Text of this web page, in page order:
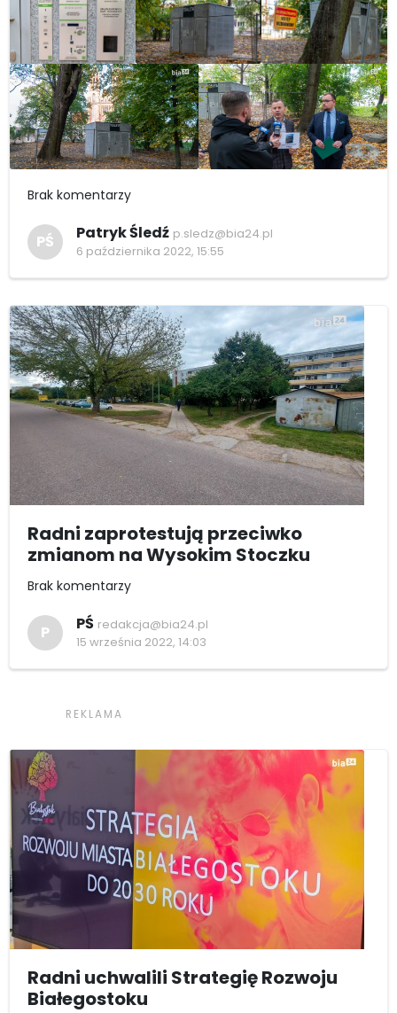
Brak komentarzy
PŚ Patryk Śledź p.sledz@bia24.pl
6 października 2022, 15:55
Radni zaprotestują przeciwko
zmianom na Wysokim Stoczku
Brak komentarzy
P PŚ redakcja@bia24.pl
15 września 2022, 14:03
Radni uchwalili Strategię Rozwoju
Białegostoku